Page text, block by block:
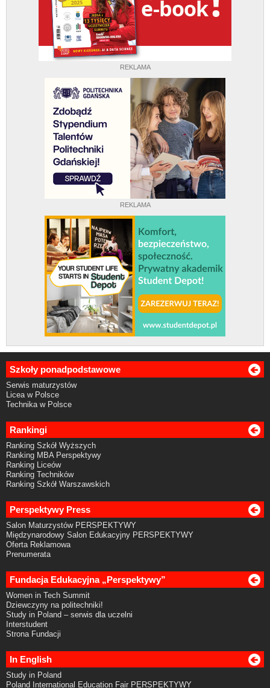
REKLAMA
REKLAMA
Szkoły ponadpodstawowe
Serwis maturzystów
Licea w Polsce
Technika w Polsce
Rankingi
Ranking Szkół Wyższych
Ranking MBA Perspektywy
Ranking Liceów
Ranking Techników
Ranking Szkół Warszawskich
Perspektywy Press
Salon Maturzystów PERSPEKTYWY
Międzynarodowy Salon Edukacyjny PERSPEKTYWY
Oferta Reklamowa
Prenumerata
Fundacja Edukacyjna „Perspektywy”
Women in Tech Summit
Dziewczyny na politechniki!
Study in Poland – serwis dla uczelni
Interstudent
Strona Fundacji
In English
Study in Poland
Poland International Education Fair PERSPEKTYWY